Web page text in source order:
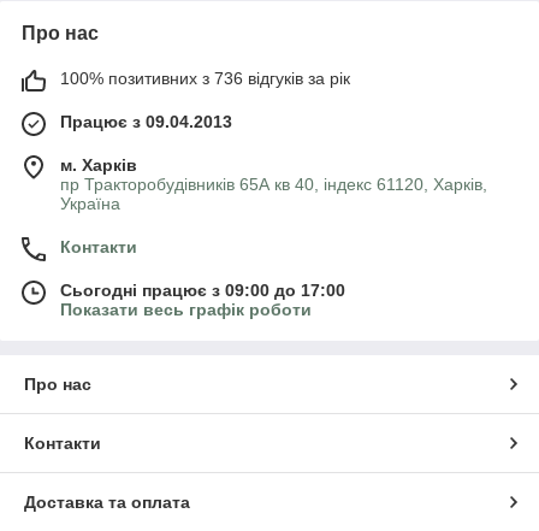
Про нас
100% позитивних з 736 відгуків за рік
Працює з 09.04.2013
м. Харків
пр Тракторобудівників 65А кв 40, індекс 61120, Харків,
Україна
Контакти
Сьогодні працює з 09:00 до 17:00
Показати весь графік роботи
Про нас
Контакти
Доставка та оплата